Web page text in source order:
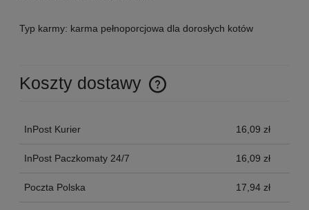
Typ karmy: karma pełnoporcjowa dla dorosłych kotów
Koszty dostawy
Cena nie zawiera ewentualnych kosztów płatności
InPost Kurier 16,09 zł
InPost Paczkomaty 24/7 16,09 zł
Poczta Polska 17,94 zł